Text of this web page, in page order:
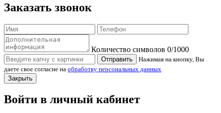
Заказать звонок
Количество символов 0/1000
Отправить
Нажимая на кнопку, Вы
даете свое согласие на обработку персональных данных
Закрыть
Войти в личный кабинет